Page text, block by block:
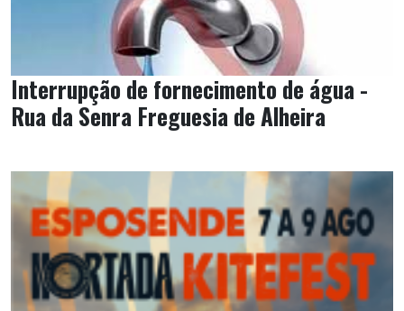
Interrupção de fornecimento de água -
Rua da Senra Freguesia de Alheira